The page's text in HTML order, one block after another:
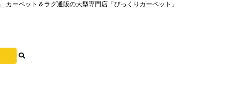
カーペット＆ラグ通販の大型専門店「びっくりカーペット」